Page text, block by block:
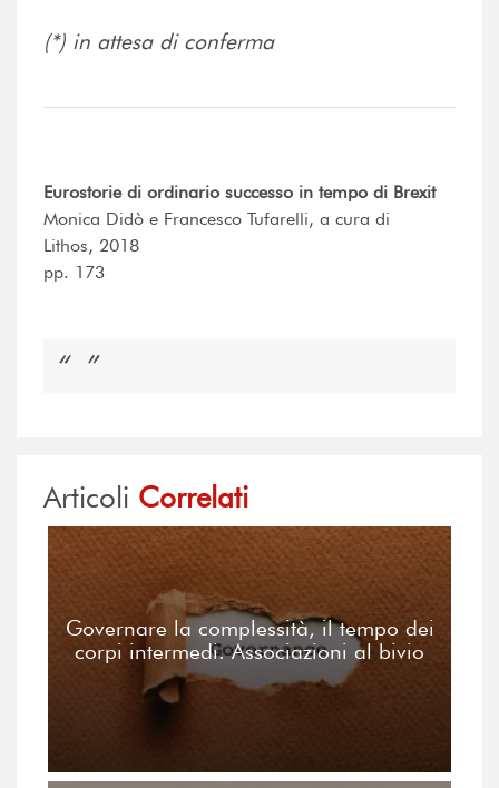
(*) in attesa di conferma
Eurostorie di ordinario successo in tempo di Brexit
Monica Didò e Francesco Tufarelli, a cura di
Lithos, 2018
pp. 173
Articoli Correlati
Governare la complessità, il tempo dei
corpi intermedi. Associazioni al bivio